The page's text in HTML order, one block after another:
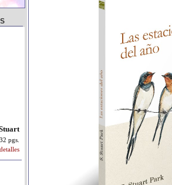
pgs.